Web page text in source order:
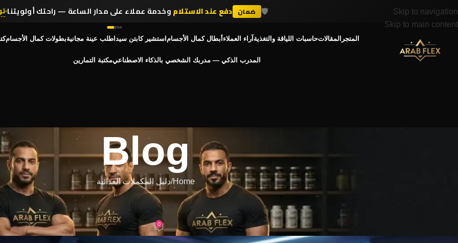
Skip to navigation
Skip to main content
المتجر المقالاتحاسبات اللياقة والتغذيةآراء العملاءأبطال كمال الأجساماستشير كابتن سيداطلب عينة مجانيةبطولات كمال الأجسام
المدرب الذكي — مدربك الشخصي بالذكاء الاصطناعيمكتبة التمارين
Blog
Home دليل المكملات الغذائية
دليل المكملات الغذائية
الكورتيزول: هرمون التوتر اللي بيأكل عضلاتك
Posted by
adminOn أبريل 12, 2026
0
💪
+ 300K انضم لأكثر من في مصر يثقون في عرب فليكس